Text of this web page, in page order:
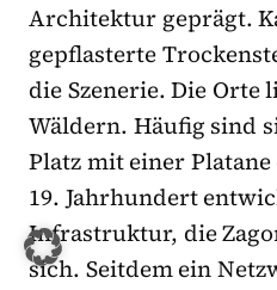
Architektur geprägt.
gepflasterte
die Szenerie. Die
Wäldern. Häufig sind
Platz mit einer
19. Jahrhundert
Infrastruktur, die
sich. Seitdem ein